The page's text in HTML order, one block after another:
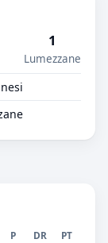
1
Lumezzane
P DR PT